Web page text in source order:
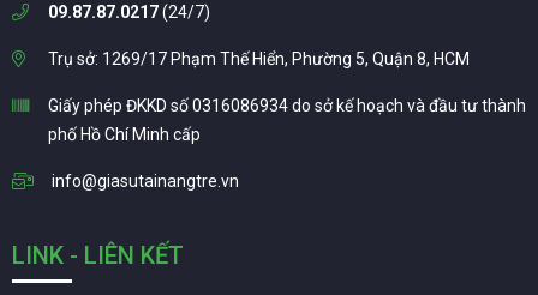
09.87.87.0217(24/7)
Trụ sở: 1269/17 Phạm Thế Hiển, Phường 5, Quận 8, HCM
Giấy phép ĐKKD số 0316086934 do sở kế hoạch và đầu tư thành
phố Hồ Chí Minh cấp
info@giasutainangtre.vn
LINK - LIÊN KẾT